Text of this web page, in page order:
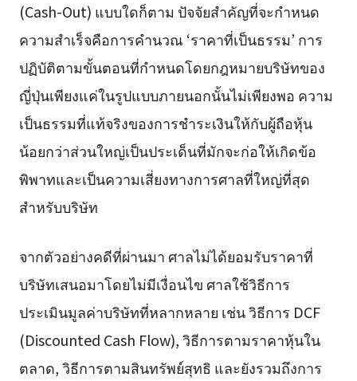
(Cash-Out) แบบใดก็ตาม ปัจจัยสำคัญที่จะกำหนด
ความสำเร็จคือการคำนวณ ‘ราคาที่เป็นธรรม’ การ
ปฏิบัติตามขั้นตอนที่กำหนดโดยกฎหมายบริษัทของ
ญี่ปุ่นเพียงแค่ในรูปแบบภายนอกนั้นไม่เพียงพอ ความ
เป็นธรรมที่แท้จริงของการชำระเงินให้กับผู้ถือหุ้น
น้อยกว่าส่วนใหญ่เป็นประเด็นที่มักจะก่อให้เกิดข้อ
พิพาทและเป็นความเสี่ยงทางการศาลที่ใหญ่ที่สุด
สำหรับบริษัท
จากตัวอย่างคดีที่ผ่านมา ศาลไม่ได้ยอมรับราคาที่
บริษัทเสนอมาโดยไม่มีเงื่อนไข ศาลใช้วิธีการ
ประเมินมูลค่าบริษัทที่หลากหลาย เช่น วิธีการ DCF
(Discounted Cash Flow), วิธีการตามราคาหุ้นใน
ตลาด, วิธีการตามสินทรัพย์สุทธิ และยังรวมถึงการ